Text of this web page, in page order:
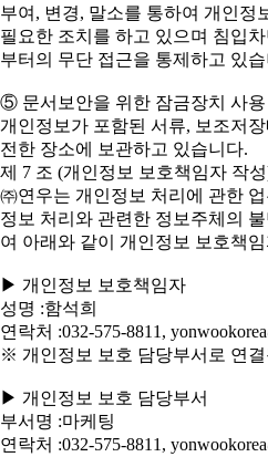
부여, 변경, 말소를 통하여 개인정
필요한 조치를 하고 있으며 침입
부터의 무단 접근을 통제하고 있
⑤ 문서보안을 위한 잠금장치 사용
개인정보가 포함된 서류, 보조저
전한 장소에 보관하고 있습니다.
제 7 조 (개인정보 보호책임자 작
㈜연우는 개인정보 처리에 관한
정보 처리와 관련한 정보주체의
여 아래와 같이 개인정보 보호책
▶ 개인정보 보호책임자
성명 :함석희
연락처 :032-575-8811,
※ 개인정보 보호 담당부서로 연결
▶ 개인정보 보호 담당부서
부서명 :마케팅
연락처 :032-575-8811,